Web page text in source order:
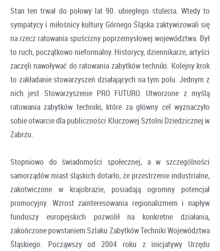
Stan ten trwał do połowy lat 90. ubiegłego stulecia. Wtedy to
sympatycy i miłośnicy kultury Górnego Śląska zaktywizowali się
na rzecz ratowania spuścizny poprzemysłowej województwa. Był
to ruch, początkowo nieformalny. Historycy, dziennikarze, artyści
zaczęli nawoływać do ratowania zabytków techniki. Kolejny krok
to zakładanie stowarzyszeń działających na tym polu. Jednym z
nich jest Stowarzyszenie PRO FUTURO. Utworzone z myślą
ratowania zabytków techniki, które za główny cel wyznaczyło
sobie otwarcie dla publiczności Kluczowej Sztolni Dziedzicznej w
Zabrzu.
Stopniowo do świadomości społecznej, a w szczególności
samorządów miast śląskich dotarło, że przestrzenie industrialne,
zakotwiczone w krajobrazie, posiadają ogromny potencjał
promocyjny. Wzrost zainteresowania regionalizmem i napływ
funduszy europejskich pozwolił na konkretne działania,
zakończone powstaniem Szlaku Zabytków Techniki Województwa
Śląskiego. Począwszy od 2004 roku z inicjatywy Urzędu